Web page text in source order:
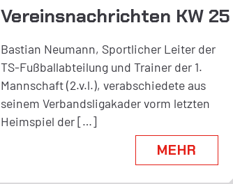
Vereinsnachrichten KW 25
Bastian Neumann, Sportlicher Leiter der
TS-Fußballabteilung und Trainer der 1.
Mannschaft (2.v.l.), verabschiedete aus
seinem Verbandsligakader vorm letzten
Heimspiel der […]
MEHR